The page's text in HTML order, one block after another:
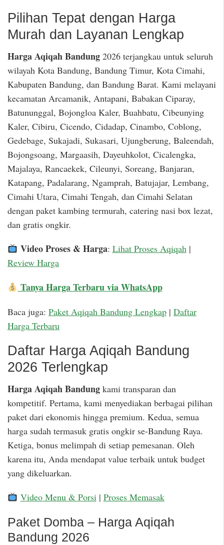
Pilihan Tepat dengan Harga
Murah dan Layanan Lengkap
Harga Aqiqah Bandung 2026 terjangkau untuk seluruh
wilayah Kota Bandung, Bandung Timur, Kota Cimahi,
Kabupaten Bandung, dan Bandung Barat. Kami melayani
kecamatan Arcamanik, Antapani, Babakan Ciparay,
Batununggal, Bojongloa Kaler, Buahbatu, Cibeunying
Kaler, Cibiru, Cicendo, Cidadap, Cinambo, Coblong,
Gedebage, Sukajadi, Sukasari, Ujungberung, Baleendah,
Bojongsoang, Margaasih, Dayeuhkolot, Cicalengka,
Majalaya, Rancaekek, Cileunyi, Soreang, Banjaran,
Katapang, Padalarang, Ngamprah, Batujajar, Lembang,
Cimahi Utara, Cimahi Tengah, dan Cimahi Selatan
dengan paket kambing termurah, catering nasi box lezat,
dan gratis ongkir.
Video Proses & Harga: Lihat Proses Aqiqah|
Review Harga
Tanya Harga Terbaru via WhatsApp
Baca juga: Paket Aqiqah Bandung Lengkap | Daftar
Harga Terbaru
Daftar Harga Aqiqah Bandung
2026 Terlengkap
Harga Aqiqah Bandung kami transparan dan
kompetitif. Pertama, kami menyediakan berbagai pilihan
paket dari ekonomis hingga premium. Kedua, semua
harga sudah termasuk gratis ongkir se-Bandung Raya.
Ketiga, bonus melimpah di setiap pemesanan. Oleh
karena itu, Anda mendapat value terbaik untuk budget
yang dikeluarkan.
Video Menu & Porsi| Proses Memasak
Paket Domba – Harga Aqiqah
Bandung 2026